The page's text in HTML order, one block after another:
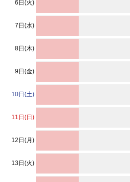
6日(火)
7日(水)
8日(木)
9日(金)
10日(土)
11日(日)
12日(月)
13日(火)